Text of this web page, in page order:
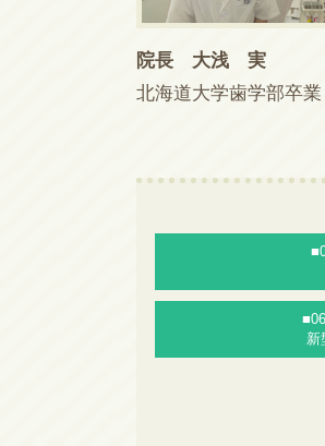
院長 大浅 実
北海道大学歯学部卒業
新